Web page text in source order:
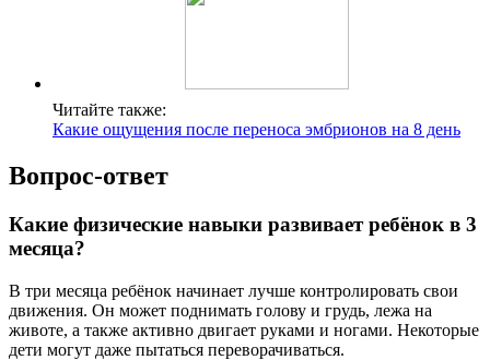
Читайте также:
Какие ощущения после переноса эмбрионов на 8 день
Вопрос-ответ
Какие физические навыки развивает ребёнок в 3
месяца?
В три месяца ребёнок начинает лучше контролировать свои
движения. Он может поднимать голову и грудь, лежа на
животе, а также активно двигает руками и ногами. Некоторые
дети могут даже пытаться переворачиваться.